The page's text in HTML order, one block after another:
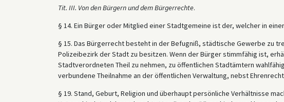
Tit. III. Von den Bürgern und dem Bürgerrechte.
§ 14. Ein Bürger oder Mitglied einer Stadtgemeine ist der, welcher in
§ 15. Das Bürgerrecht besteht in der Befugniß, städtische Gewerbe zu
Polizeibezirk der Stadt zu besitzen. Wenn der Bürger stimmfähig ist,
Stadtverordneten Theil zu nehmen, zu öffentlichen Stadtämtern
verbundene Theilnahme an der öffentlichen Verwaltung, nebst
§ 19. Stand, Geburt, Religion und überhaupt persönliche Verhältnisse